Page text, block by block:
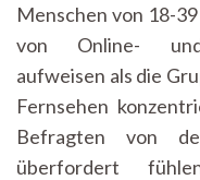
Menschen von 18-
von Online- und
aufweisen als die
Fernsehen
Befragten von
überfordert